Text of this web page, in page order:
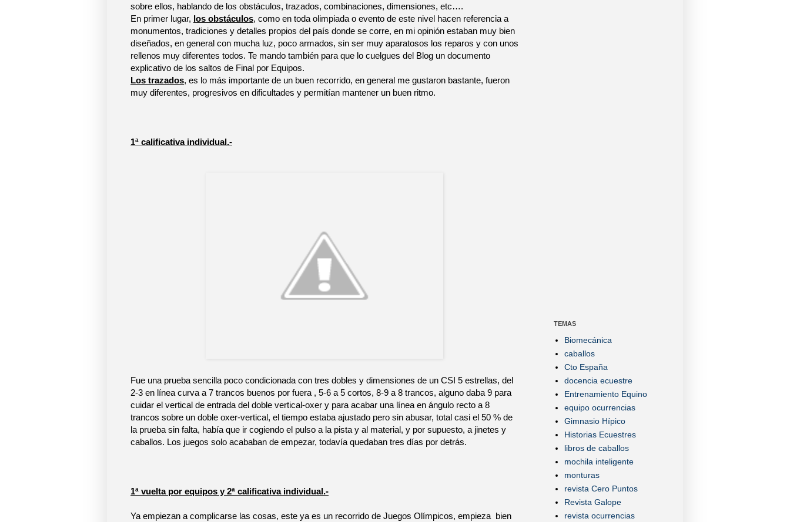
sobre ellos, hablando de los obstáculos, trazados, combinaciones, dimensiones, etc….
En primer lugar, los obstáculos, como en toda olimpiada o evento de este nivel hacen referencia a
monumentos, tradiciones y detalles propios del país donde se corre, en mi opinión estaban muy bien
diseñados, en general con mucha luz, poco armados, sin ser muy aparatosos los reparos y con unos
rellenos muy diferentes todos. Te mando también para que lo cuelgues del Blog un documento
explicativo de los saltos de Final por Equipos.
Los trazados, es lo más importante de un buen recorrido, en general me gustaron bastante, fueron
muy diferentes, progresivos en dificultades y permitían mantener un buen ritmo.
1ª calificativa individual.-
Fue una prueba sencilla poco condicionada con tres dobles y dimensiones de un CSI 5 estrellas, del
2-3 en línea curva a 7 trancos buenos por fuera , 5-6 a 5 cortos, 8-9 a 8 trancos, alguno daba 9 para
cuidar el vertical de entrada del doble vertical-oxer y para acabar una línea en ángulo recto a 8
trancos sobre un doble oxer-vertical, el tiempo estaba ajustado pero sin abusar, total casi el 50 % de
la prueba sin falta, había que ir cogiendo el pulso a la pista y al material, y por supuesto, a jinetes y
caballos. Los juegos solo acababan de empezar, todavía quedaban tres días por detrás.
1ª vuelta por equipos y 2ª calificativa individual.-
Ya empiezan a complicarse las cosas, este ya es un recorrido de Juegos Olímpicos, empieza bien
TEMAS
Biomecánica
caballos
Cto España
docencia ecuestre
Entrenamiento Equino
equipo ocurrencias
Gimnasio Hípico
Historias Ecuestres
libros de caballos
mochila inteligente
monturas
revista Cero Puntos
Revista Galope
revista ocurrencias